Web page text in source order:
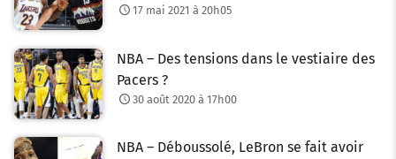
17 mai 2021 à 20h05
NBA – Des tensions dans le vestiaire des
Pacers ?
30 août 2020 à 17h00
NBA – Déboussolé, LeBron se fait avoir